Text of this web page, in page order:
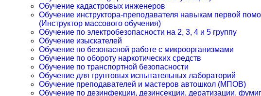
Обучение кадастровых инженеров
Обучение инструктора-преподавателя навыкам первой
(Инструктор массового обучения)
Обучение по электробезопасности на 2, 3, 4 и 5 группу
Обучение изыскателей
Обучение по безопасной работе с микроорганизмами
Обучение по обороту наркотических средств
Обучение по транспортной безопасности
Обучение для грунтовых испытательных лабораторий
Обучение преподавателей и мастеров автошкол (МПОВ)
Обучение по дезинфекции, дезинсекции, дератизации,